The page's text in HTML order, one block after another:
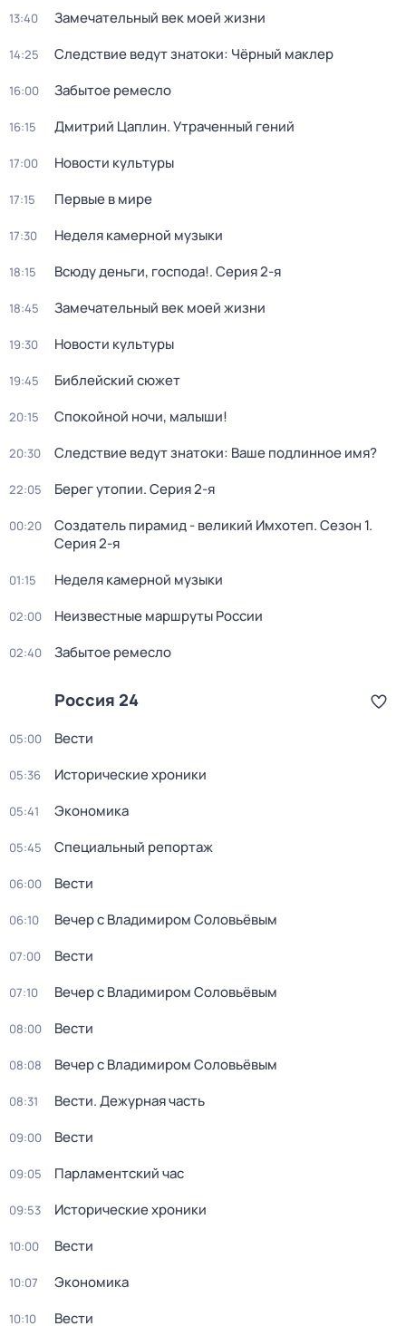
13:40 Замечательный век моей жизни
14:25 Следствие ведут знатоки: Чёрный маклер
16:00 Забытое ремесло
16:15 Дмитрий Цаплин. Утраченный гений
17:00 Новости культуры
17:15 Первые в мире
17:30 Неделя камерной музыки
18:15 Всюду деньги, господа!. Серия 2-я
18:45 Замечательный век моей жизни
19:30 Новости культуры
19:45 Библейский сюжет
20:15 Спокойной ночи, малыши!
20:30 Следствие ведут знатоки: Ваше подлинное имя?
22:05 Берег утопии. Серия 2-я
00:20 Создатель пирамид - великий Имхотеп. Сезон 1.
Серия 2-я
01:15 Неделя камерной музыки
02:00 Неизвестные маршруты России
02:40 Забытое ремесло
Россия 24
05:00 Вести
05:36 Исторические хроники
05:41 Экономика
05:45 Специальный репортаж
06:00 Вести
06:10 Вечер с Владимиром Соловьёвым
07:00 Вести
07:10 Вечер с Владимиром Соловьёвым
08:00 Вести
08:08 Вечер с Владимиром Соловьёвым
08:31 Вести. Дежурная часть
09:00 Вести
09:05 Парламентский час
09:53 Исторические хроники
10:00 Вести
10:07 Экономика
10:10 Вести